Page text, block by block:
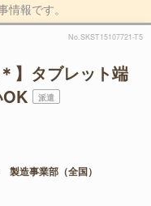
情報です。
No.SKST15107721-T5
】タブレット端
派遣
造事業部（全国）